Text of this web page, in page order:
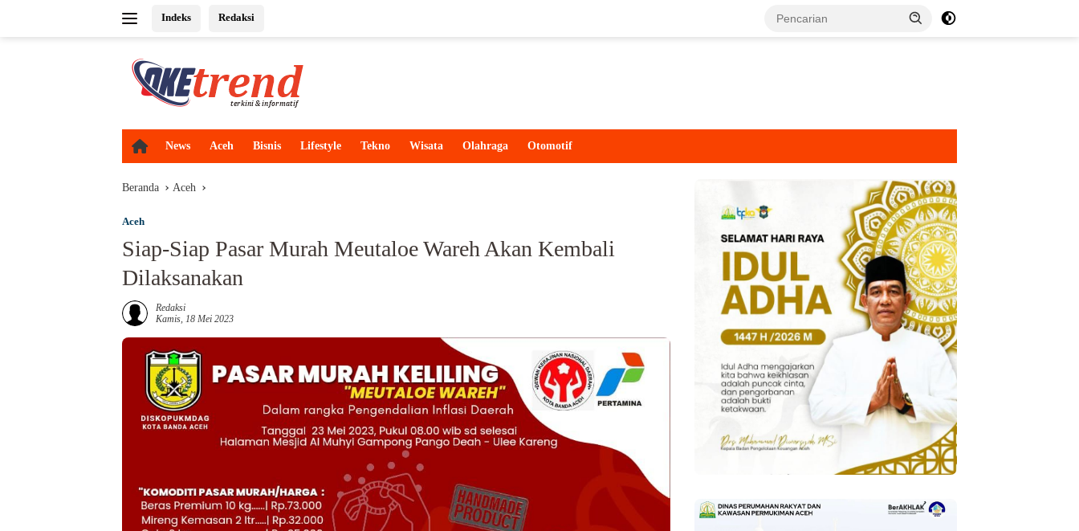
Indeks Redaksi
H
e
News Aceh Bisnis Lifestyle Tekno Wisata Olahraga Otomotif
Beranda Aceh
Aceh
Siap-Siap Pasar Murah Meutaloe Wareh Akan Kembali
Dilaksanakan
Redaksi
Kamis, 18 Mei 2023